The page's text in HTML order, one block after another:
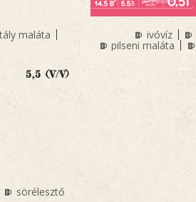
maláta ivóvíz
pilseni maláta
5,5 (V/V)
sörélesztő